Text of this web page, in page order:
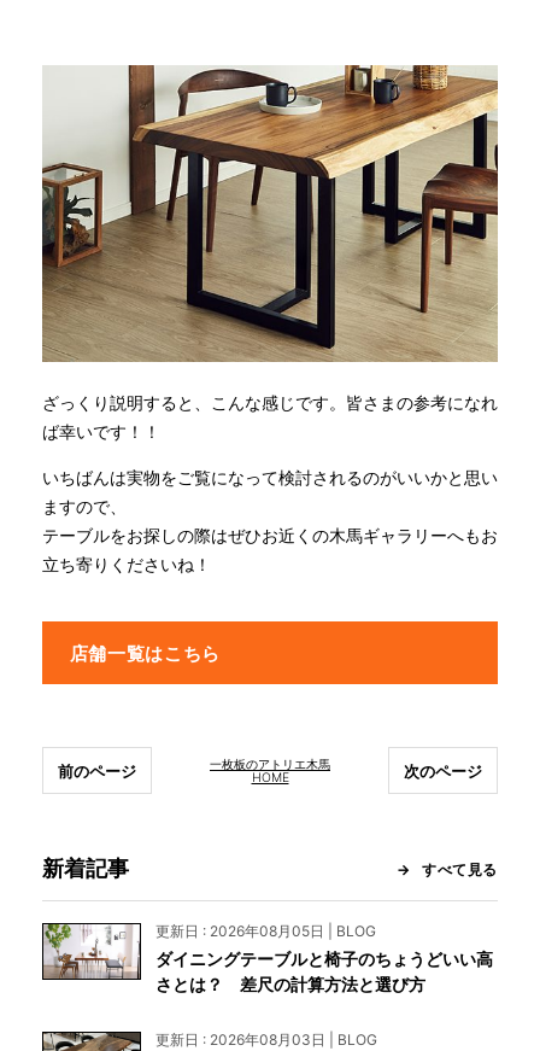
ざっくり説明すると、こんな感じです。皆さまの参考になれ
ば幸いです！！
いちばんは実物をご覧になって検討されるのがいいかと思い
ますので、
テーブルをお探しの際はぜひお近くの木馬ギャラリーへもお
立ち寄りくださいね！
店舗一覧はこちら
一枚板のアトリエ木馬
HOME
前のページ 次のページ
新着記事 すべて見る
更新日 : 2026年08月05日 | BLOG
ダイニングテーブルと椅子のちょうどいい高
さとは？ 差尺の計算方法と選び方
更新日 : 2026年08月03日 | BLOG